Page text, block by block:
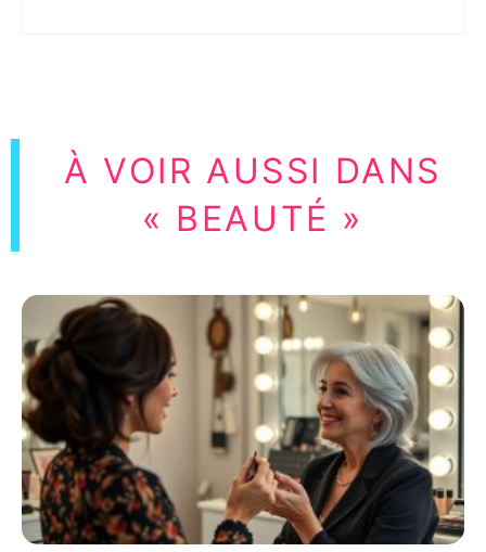
À VOIR AUSSI DANS
« BEAUTÉ »